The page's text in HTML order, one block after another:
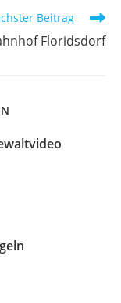
Beitrag
Floridsdorf